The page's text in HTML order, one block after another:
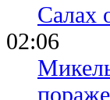
Салах
02:06